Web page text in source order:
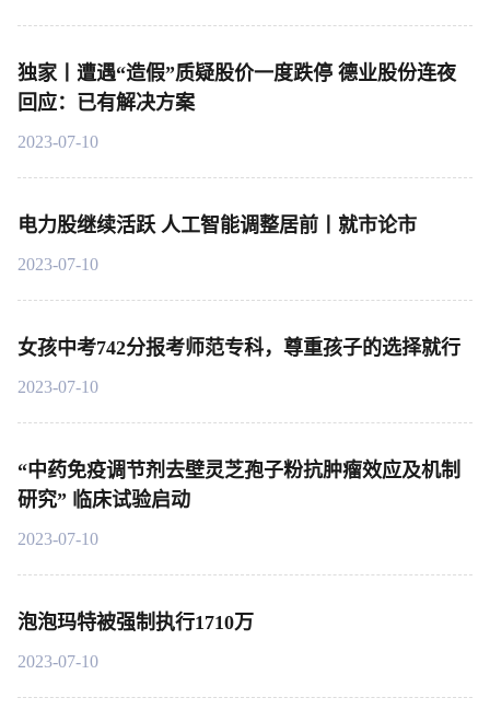
独家丨遭遇“造假”质疑股价一度跌停 德业股份连夜
回应：已有解决方案
2023-07-10
电力股继续活跃 人工智能调整居前丨就市论市
2023-07-10
女孩中考742分报考师范专科，尊重孩子的选择就行
2023-07-10
“中药免疫调节剂去壁灵芝孢子粉抗肿瘤效应及机制
研究” 临床试验启动
2023-07-10
泡泡玛特被强制执行1710万
2023-07-10